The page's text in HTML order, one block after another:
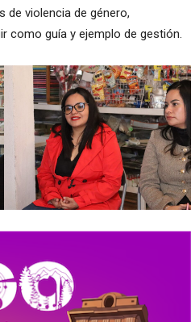
de violencia de género,
como guía y ejemplo de gestión.